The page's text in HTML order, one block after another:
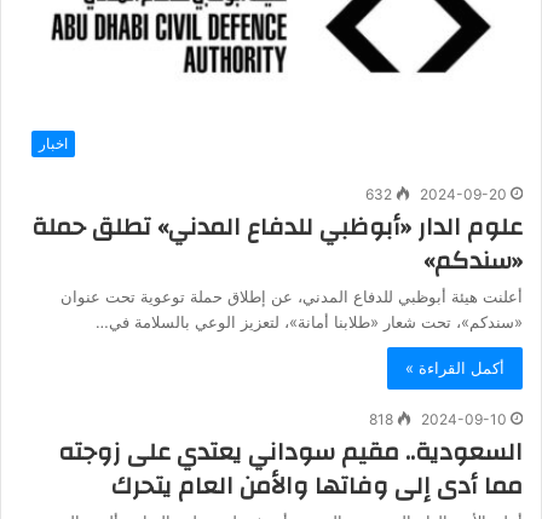
اخبار
2024-09-20
632
علوم الدار «أبوظبي للدفاع المدني» تطلق حملة
«سندكم»
أعلنت هيئة أبوظبي للدفاع المدني، عن إطلاق حملة توعوية تحت عنوان
«سندكم»، تحت شعار «طلابنا أمانة»، لتعزيز الوعي بالسلامة في…
أكمل القراءة »
2024-09-10
818
السعودية.. مقيم سوداني يعتدي على زوجته
مما أدى إلى وفاتها والأمن العام يتحرك